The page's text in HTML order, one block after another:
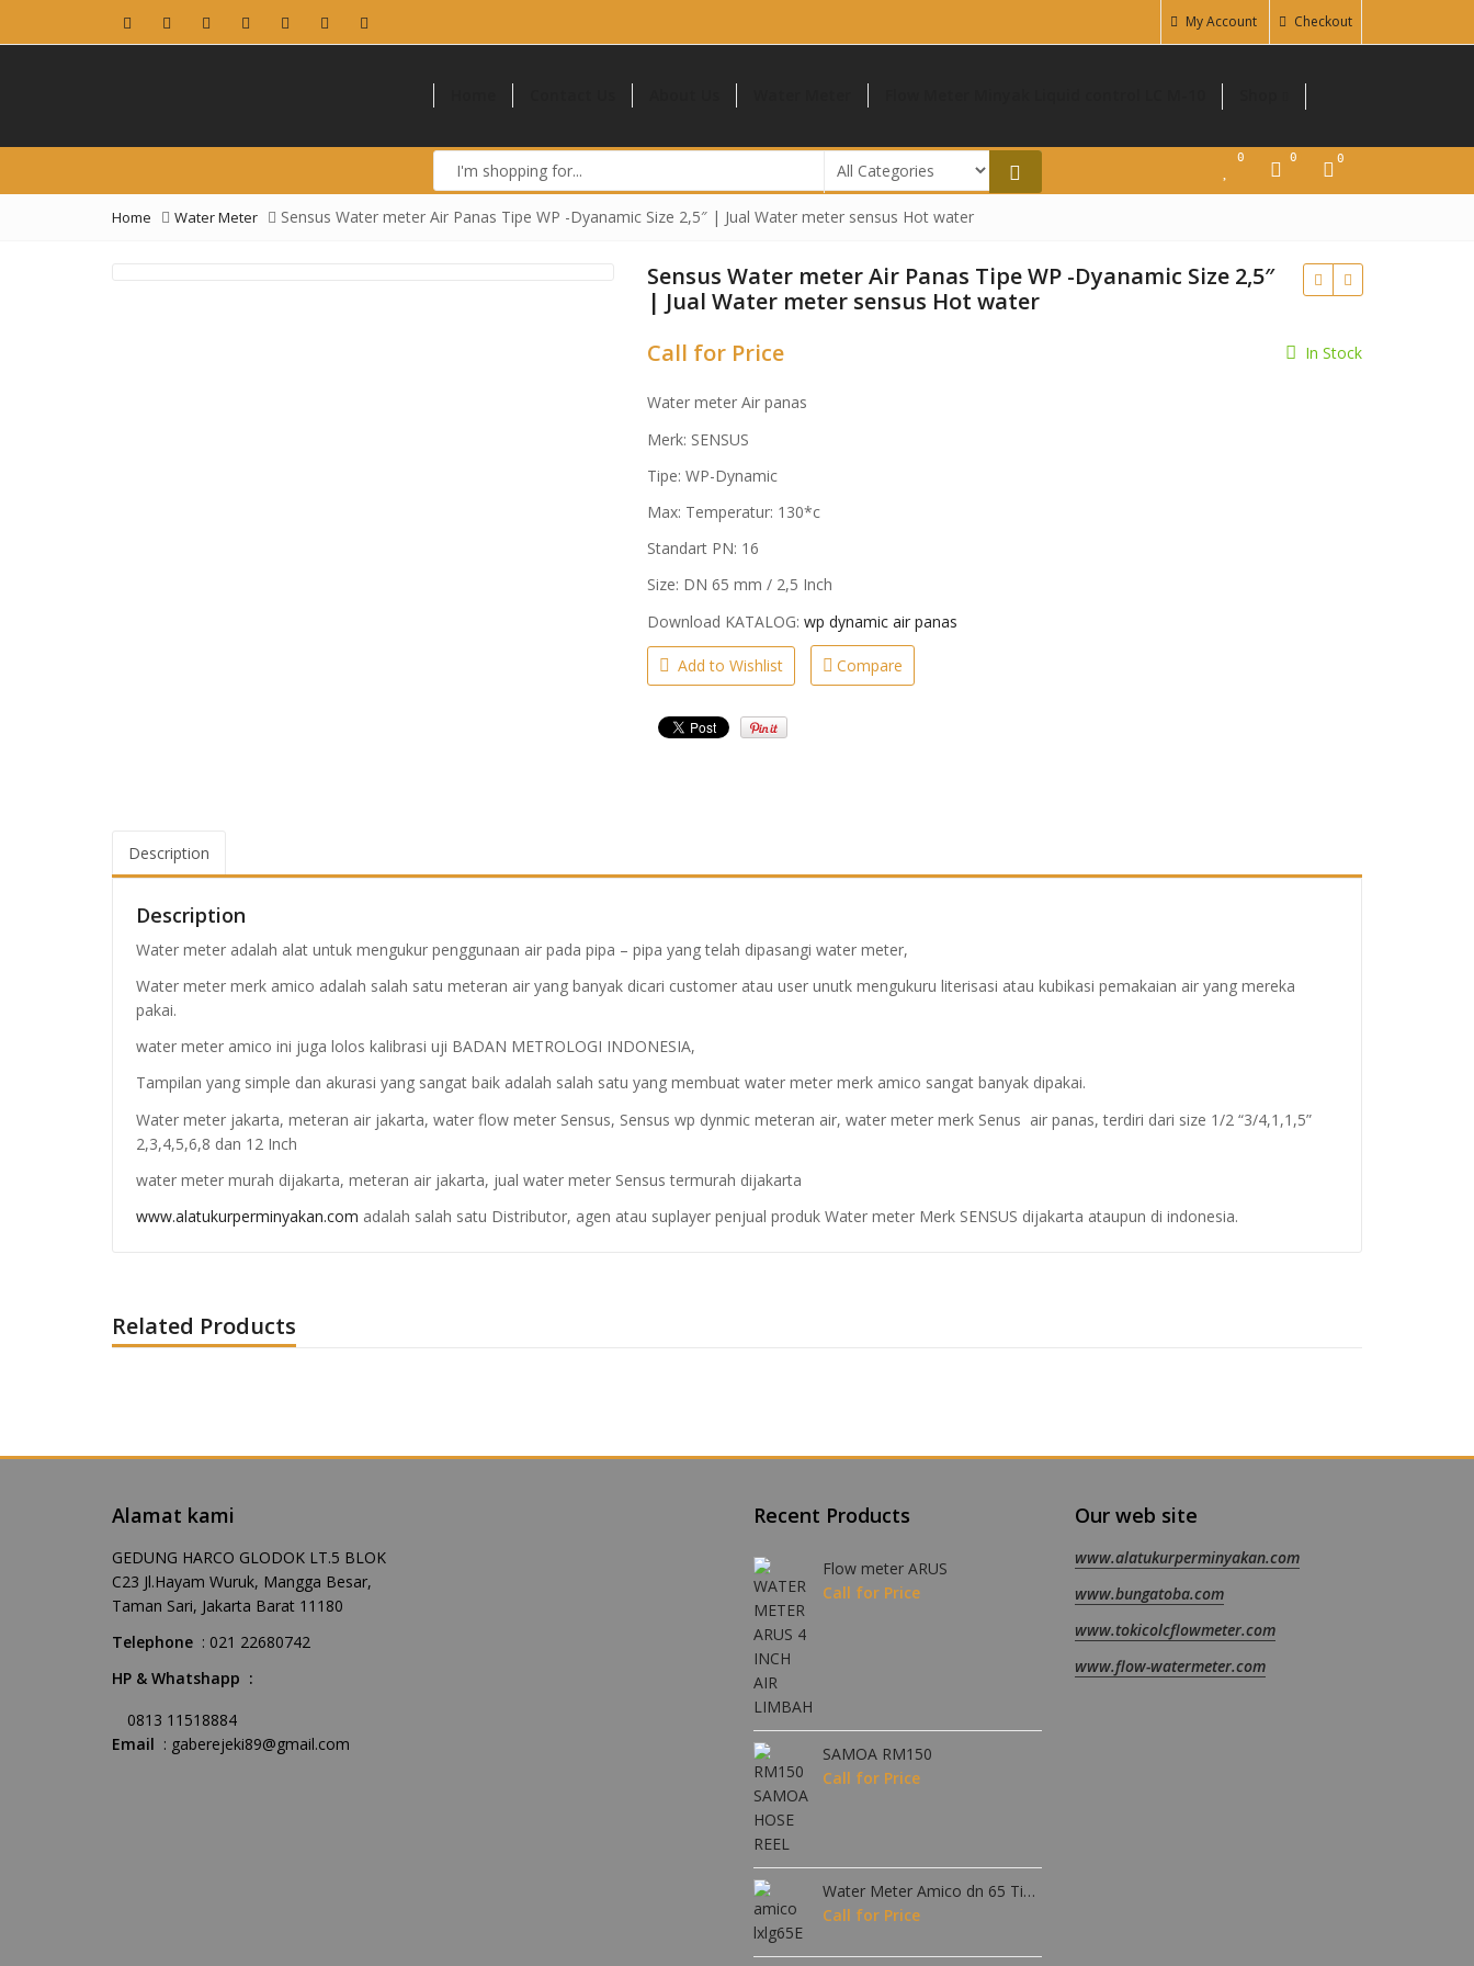
My Account Checkout
shopping
for...
0 0 0
Home Water Meter Sensus Water meter Air Panas Tipe WP -Dyanamic Size 2,5″ | Jual Water meter sensus Hot water
Sensus Water meter Air Panas Tipe WP -Dyanamic Size 2,5″
| Jual Water meter sensus Hot water
Call for Price
In Stock
Water meter Air panas
Merk: SENSUS
Tipe: WP-Dynamic
Max: Temperatur: 130*c
Standart PN: 16
Size: DN 65 mm / 2,5 Inch
Download KATALOG: wp dynamic air panas
Add to Wishlist Compare
Description
Description
Water meter adalah alat untuk mengukur penggunaan air pada pipa – pipa yang telah dipasangi water meter,
Water meter merk amico adalah salah satu meteran air yang banyak dicari customer atau user unutk mengukuru literisasi atau kubikasi pemakaian air yang mereka
pakai.
water meter amico ini juga lolos kalibrasi uji BADAN METROLOGI INDONESIA,
Tampilan yang simple dan akurasi yang sangat baik adalah salah satu yang membuat water meter merk amico sangat banyak dipakai.
Water meter jakarta, meteran air jakarta, water flow meter Sensus, Sensus wp dynmic meteran air, water meter merk Senus air panas, terdiri dari size 1/2 “3/4,1,1,5”
2,3,4,5,6,8 dan 12 Inch
water meter murah dijakarta, meteran air jakarta, jual water meter Sensus termurah dijakarta
www.alatukurperminyakan.com adalah salah satu Distributor, agen atau suplayer penjual produk Water meter Merk SENSUS dijakarta ataupun di indonesia.
Related Products
Alamat kami
GEDUNG HARCO GLODOK LT.5 BLOK
C23 Jl.Hayam Wuruk, Mangga Besar,
Taman Sari, Jakarta Barat 11180
Telephone : 021 22680742
HP & Whatshapp :
0813 11518884
Email : gaberejeki89@gmail.com
Recent Products
Flow meter ARUS
Call for Price
SAMOA RM150
Call for Price
Water Meter Amico dn 65 Tipe LXLG65E
Call for Price
Our web site
www.alatukurperminyakan.com
www.bungatoba.com
www.tokicolcflowmeter.com
www.flow-watermeter.com